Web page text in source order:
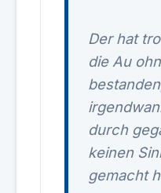
Der hat
die Au
durch
keinen
gemacht